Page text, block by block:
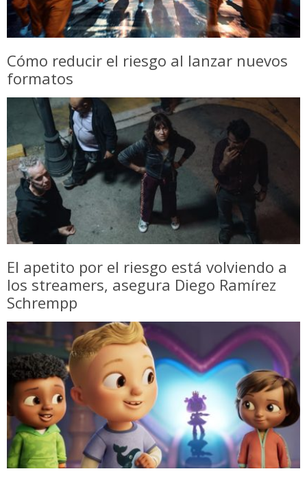
Cómo reducir el riesgo al lanzar nuevos
formatos
El apetito por el riesgo está volviendo a
los streamers, asegura Diego Ramírez
Schrempp